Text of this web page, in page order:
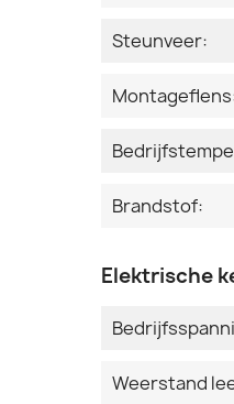
Steunveer:
Brandstof:
Elektrische
Weerstand